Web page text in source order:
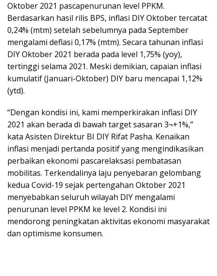
Oktober 2021 pascapenurunan level PPKM.
Berdasarkan hasil rilis BPS, inflasi DIY Oktober tercatat
0,24% (mtm) setelah sebelumnya pada September
mengalami deflasi 0,17% (mtm). Secara tahunan inflasi
DIY Oktober 2021 berada pada level 1,75% (yoy),
tertinggi selama 2021. Meski demikian, capaian inflasi
kumulatif (Januari-Oktober) DIY baru mencapai 1,12%
(ytd).
“Dengan kondisi ini, kami memperkirakan inflasi DIY
2021 akan berada di bawah target sasaran 3¬+1%,”
kata Asisten Direktur BI DIY Rifat Pasha. Kenaikan
inflasi menjadi pertanda positif yang mengindikasikan
perbaikan ekonomi pascarelaksasi pembatasan
mobilitas. Terkendalinya laju penyebaran gelombang
kedua Covid-19 sejak pertengahan Oktober 2021
menyebabkan seluruh wilayah DIY mengalami
penurunan level PPKM ke level 2. Kondisi ini
mendorong peningkatan aktivitas ekonomi masyarakat
dan optimisme konsumen.